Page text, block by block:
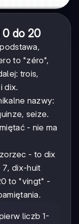
0 do 20
to "zéro",
trois,
dix.
nazwy:
seize.
- nie ma
- to dix
7, dix-huit
to "vingt" -
liczb 1-